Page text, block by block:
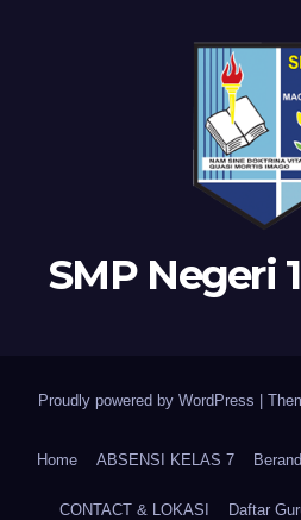
SMP Negeri
Proudly powered by WordPress
Home ABSENSI KELAS 7
CONTACT & LOKASI Daftar